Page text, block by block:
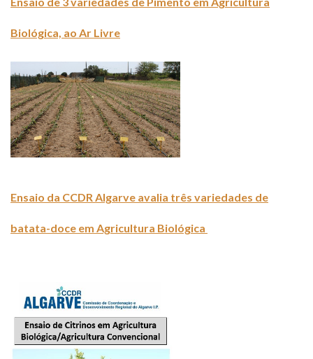
Biológica, ao Ar Livre
Ensaio da CCDR Algarve avalia três variedades de
batata-doce em Agricultura Biológica